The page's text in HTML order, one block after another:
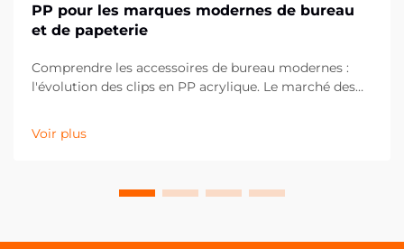
PP pour les marques modernes de bureau
et de papeterie
Comprendre les accessoires de bureau modernes :
l'évolution des clips en PP acrylique. Le marché des
cours de la dernière décennie, les clips en PP
acrylique s'imposant comme un élément essentiel
Voir plus